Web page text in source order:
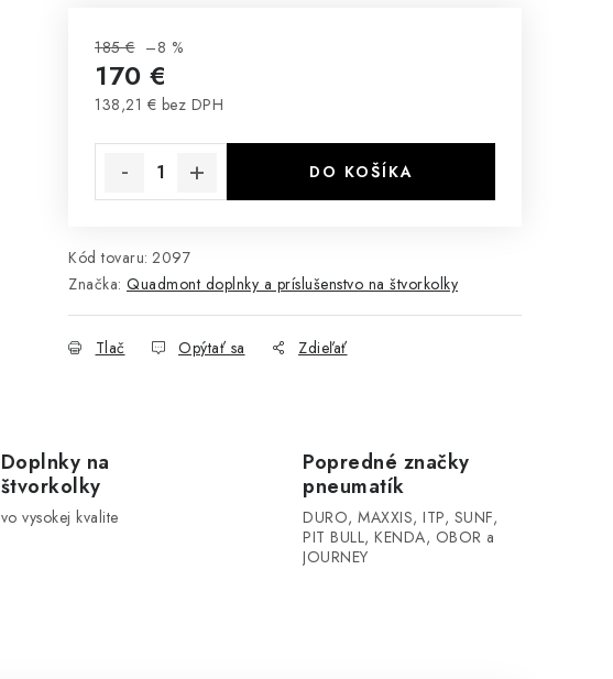
185 € –8 %
170 €
138,21 € bez DPH
DO KOŠÍKA
Kód tovaru: 2097
Značka: Quadmont doplnky a príslušenstvo na štvorkolky
Tlač Opýtať sa Zdieľať
Doplnky na
štvorkolky
vo vysokej kvalite
Popredné značky
pneumatík
DURO, MAXXIS, ITP, SUNF,
PIT BULL, KENDA, OBOR a
JOURNEY